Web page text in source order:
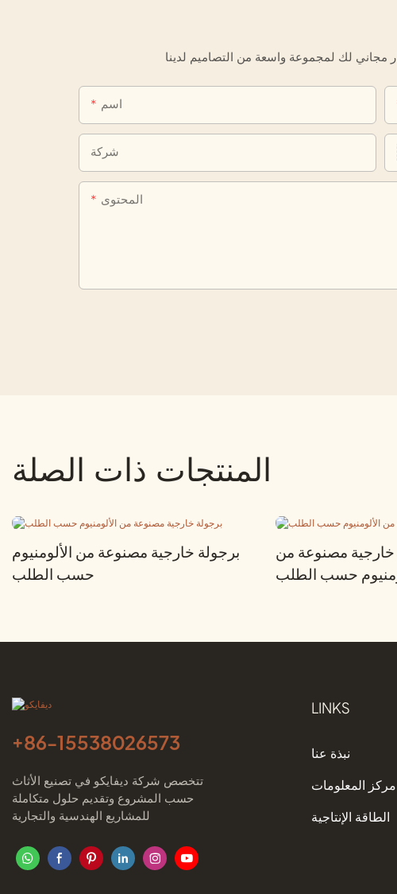
اسم
شركة
المحتوى
المنتجات ذات الصلة
برجولة خارجية مصنوعة من الألومنيوم
حسب الطلب
خارجية مصنوعة من
حسب الطلب
+86-15538026573
تتخصص شركة ديفايكو في تصنيع الأثاث
حسب المشروع وتقديم حلول متكاملة
للمشاريع الهندسية والتجارية
LINKS
نبذة عنا
مركز المعلومات
الطاقة الإنتاجية